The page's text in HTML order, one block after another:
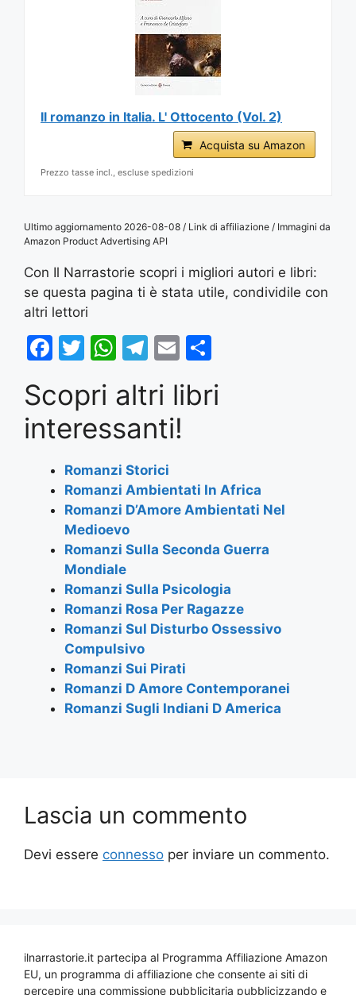
Il romanzo in Italia. L' Ottocento (Vol. 2)
Acquista su Amazon
Prezzo tasse incl., escluse spedizioni
Ultimo aggiornamento 2026-08-08 / Link di affiliazione / Immagini da
Amazon Product Advertising API
Con Il Narrastorie scopri i migliori autori e libri:
se questa pagina ti è stata utile, condividile con
altri lettori
F
c
e
b
o
o
k
T
itt
er
W
at
s
A
p
p
T
e
gr
a
m
E
ai
l
ar
Scopri altri libri
interessanti!
Romanzi Storici
Romanzi Ambientati In Africa
Romanzi D’Amore Ambientati Nel
Medioevo
Romanzi Sulla Seconda Guerra
Mondiale
Romanzi Sulla Psicologia
Romanzi Rosa Per Ragazze
Romanzi Sul Disturbo Ossessivo
Compulsivo
Romanzi Sui Pirati
Romanzi D Amore Contemporanei
Romanzi Sugli Indiani D America
Lascia un commento
Devi essere connesso per inviare un commento.
ilnarrastorie.it partecipa al Programma Affiliazione Amazon
EU, un programma di affiliazione che consente ai siti di
percepire una commissione pubblicitaria pubblicizzando e